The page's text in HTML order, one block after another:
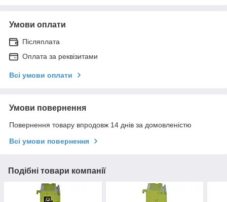
Умови оплати
Післяплата
Оплата за реквізитами
Всі умови оплати
Умови повернення
Повернення товару впродовж 14 днів за домовленістю
Всі умови повернення
Подібні товари компанії